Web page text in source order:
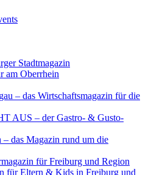
Stadtmagazin
am Oberrhein
– das Wirtschaftsmagazin für die
AUS – der Gastro- & Gusto-
das Magazin rund um die
für Freiburg und Region
für Eltern & Kids in Freiburg und